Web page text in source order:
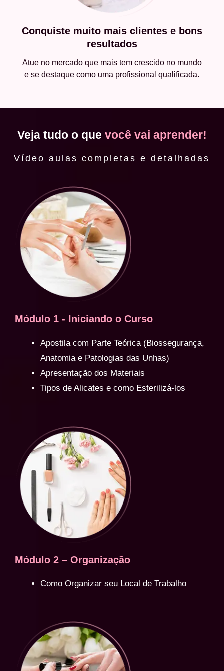
Conquiste muito mais clientes e bons
resultados
Atue no mercado que mais tem crescido no mundo
e se destaque como uma profissional qualificada.
Veja tudo o que você vai aprender!
Vídeo aulas completas e detalhadas
Módulo 1 - Iniciando o Curso
Apostila com Parte Teórica (Biossegurança,
Anatomia e Patologias das Unhas)
Apresentação dos Materiais
Tipos de Alicates e como Esterilizá-los
Módulo 2 – Organização
Como Organizar seu Local de Trabalho